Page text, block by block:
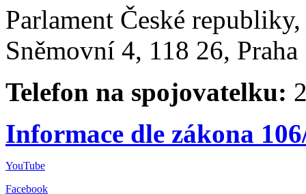
Parlament České
Sněmovní 4, 118 26,
Telefon na spojovatelku:
Informace dle zákona
YouTube
Facebook